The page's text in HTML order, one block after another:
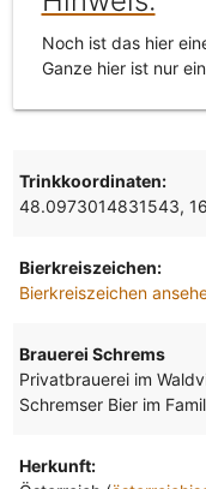
Noch ist das hier
Ganze hier ist nur
Trinkkoordinaten:
48.0973014831543,
Bierkreiszeichen:
Bierkreiszeichen
Brauerei Schrems
Privatbrauerei im
Schremser Bier im
Herkunft: